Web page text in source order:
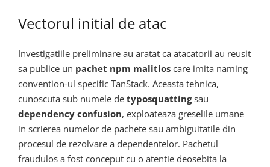
Vectorul initial de atac
Investigatiile preliminare au aratat ca atacatorii au reusit
sa publice un pachet npm malitios care imita naming
convention-ul specific TanStack. Aceasta tehnica,
cunoscuta sub numele de typosquattingsau
dependency confusion, exploateaza greselile umane
in scrierea numelor de pachete sau ambiguitatile din
procesul de rezolvare a dependentelor. Pachetul
fraudulos a fost conceput cu o atentie deosebita la